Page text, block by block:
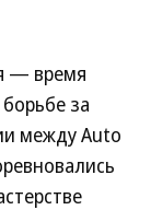
— время
за
между Auto